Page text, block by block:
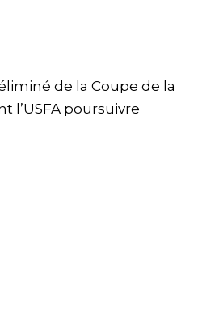
de la Coupe de la
l’USFA poursuivre